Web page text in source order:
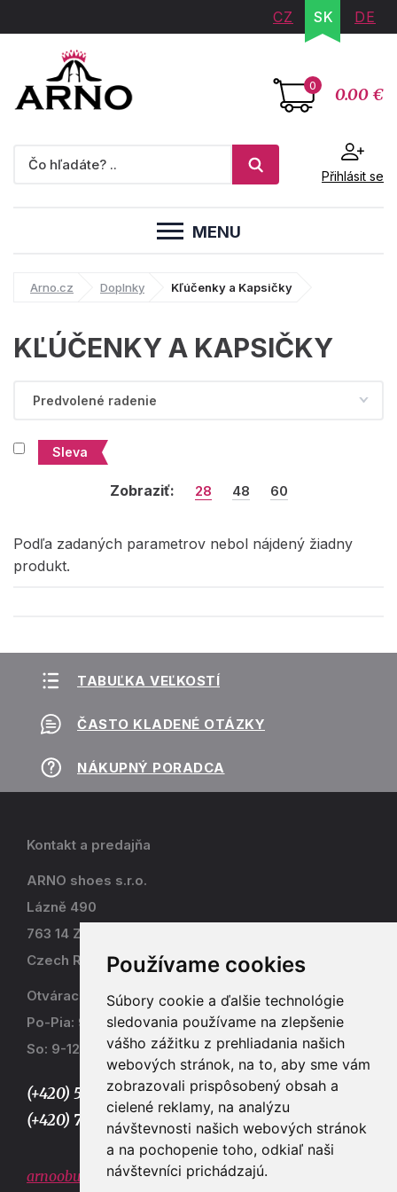
Používame cookies
Súbory cookie a ďalšie technológie
sledovania používame na zlepšenie
vášho zážitku z prehliadania našich
webových stránok, na to, aby sme vám
zobrazovali prispôsobený obsah a
cielené reklamy, na analýzu
návštevnosti našich webových stránok
a na pochopenie toho, odkiaľ naši
návštevníci prichádzajú.
CZ SK DE
0 0.00 €
Přihlásit se
MENU
Arno.cz Doplnky Kľúčenky a Kapsičky
KĽÚČENKY A KAPSIČKY
Sleva
Zobraziť: 28 48 60
Podľa zadaných parametrov nebol nájdený žiadny
produkt.
TABUĽKA VEĽKOSTÍ
ČASTO KLADENÉ OTÁZKY
NÁKUPNÝ PORADCA
Kontakt a predajňa
ARNO shoes s.r.o.
Lázně 490
763 14 Zlín - Kostelec
Czech Republic
Otváracia doba
Po-Pia: 9-17
So: 9-12
(+420) 577 915 036,
(+420) 773 667 390
arnoobuv@gmail.com